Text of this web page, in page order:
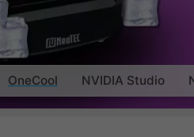
OneCool NVIDIA Studio